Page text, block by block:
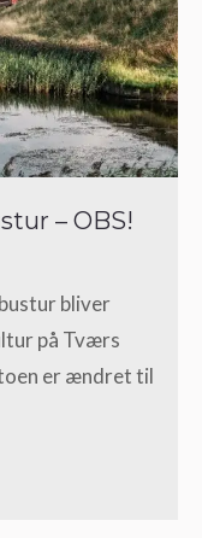
– OBS!
bliver
på Tværs
er ændret til